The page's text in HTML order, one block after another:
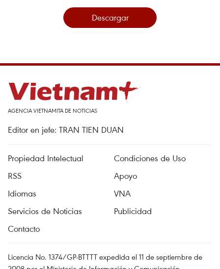
Descargar
AGENCIA VIETNAMITA DE NOTICIAS
Editor en jefe: TRAN TIEN DUAN
Propiedad Intelectual
Condiciones de Uso
RSS
Apoyo
Idiomas
VNA
Servicios de Noticias
Publicidad
Contacto
Licencia No. 1374/GP-BTTTT expedida el 11 de septiembre de